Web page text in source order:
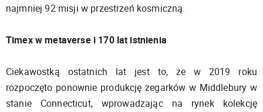
najmniej 92 misji w przestrzeń kosmiczną.
Timex w metaverse i 170 lat istnienia
Ciekawostką ostatnich lat jest to, że w 2019 roku
rozpoczęto ponownie produkcję zegarków w Middlebury w
stanie Connecticut, wprowadzając na rynek kolekcję